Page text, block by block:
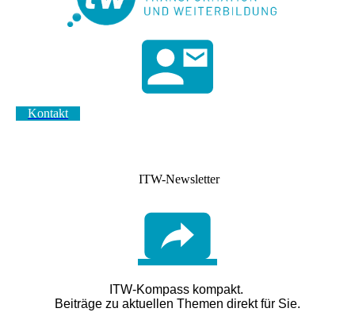
Kontakt
ITW-Newsletter
ITW-Kompass kompakt.
Beiträge zu aktuellen Themen direkt für Sie.